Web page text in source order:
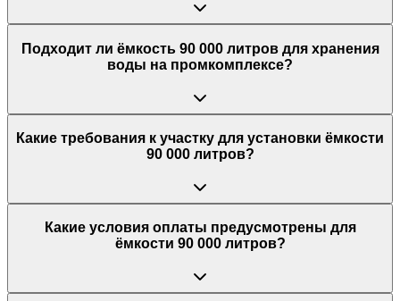
Подходит ли ёмкость 90 000 литров для хранения
воды на промкомплексе?
Какие требования к участку для установки ёмкости
90 000 литров?
Какие условия оплаты предусмотрены для
ёмкости 90 000 литров?